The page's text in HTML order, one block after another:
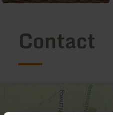
Contact